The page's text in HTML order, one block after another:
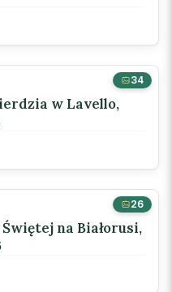
34
w Lavello,
26
na Białorusi,